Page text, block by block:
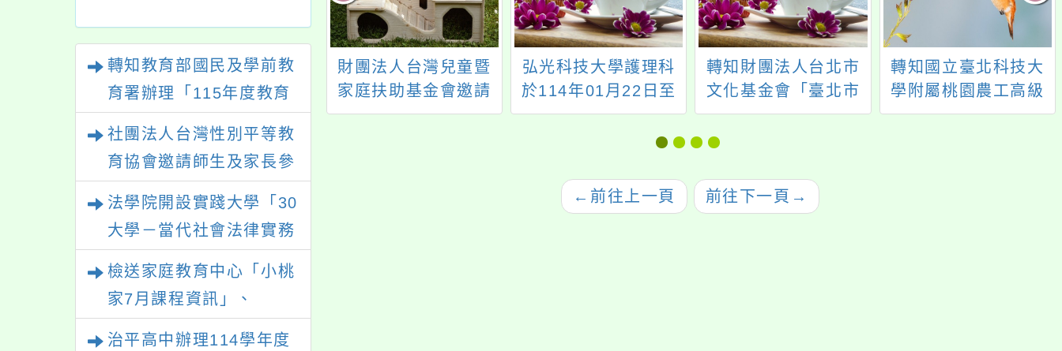
轉知教育部國民及學前教
育署辦理「115年度教育
案， 請鼓勵校內教師踴
躍提出申請，請查照。
社團法人台灣性別平等教
育協會邀請師生及家長參
法學院開設實踐大學「30
大學－當代社會法律實務
檢送家庭教育中心「小桃
家7月課程資訊」、
治平高中辦理114學年度
勞動力發展署
檢定中心檢送
屆全國技能競
技能競賽」宣
中大壢中辦理2025夏
季中大壢中「壢亮永
續營」活動
財團法人台灣兒童暨
家庭扶助基金會邀請
本校學生填寫家扶基
弘光科技大學護理科
於114年01月22日至
01月23日辦理「護理
轉知財團法人台北市
文化基金會「臺北市
影視音實驗教育機構
【2024成果展暨週末
轉知國立臺北科技大
學附屬桃園農工高級
中等學校進修部（夜
← 前往上一頁 前往下一頁 →